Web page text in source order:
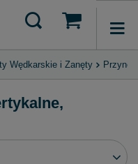
Wędkarskie i Zanęty